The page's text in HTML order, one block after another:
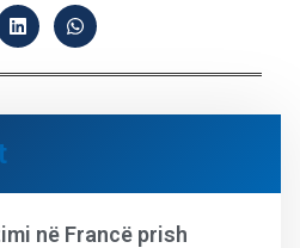
në Francë prish